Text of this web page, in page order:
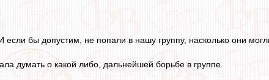
бы допустим, не попали в нашу группу, насколько они
думать о какой либо, дальнейшей борьбе в группе.